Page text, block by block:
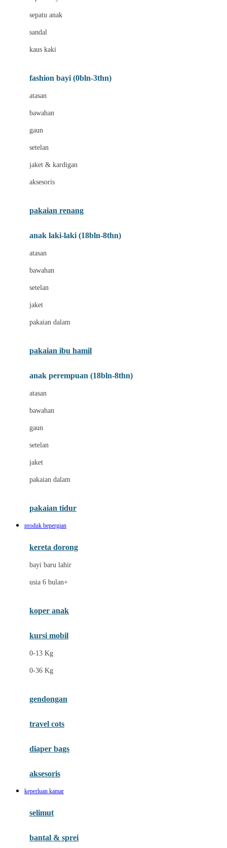
Blackmores
Bluey
Bravado
Brush Baby
Buggygear
Bumkins
Crane
Doona
Down To Earth
E
ELC
Ergobaby
Eufy
Expert Care
Fisher Price
Flipper
Fuggler
Gabby's Doll House
Geko
sepatu anak
sandal
kaus kaki
fashion bayi (0bln-3thn)
atasan
bawahan
gaun
setelan
jaket & kardigan
aksesoris
pakaian renang
anak laki-laki (18bln-8thn)
atasan
bawahan
setelan
jaket
pakaian dalam
pakaian ibu hamil
anak perempuan (18bln-8thn)
atasan
bawahan
gaun
setelan
jaket
pakaian dalam
pakaian tidur
produk bepergian
kereta dorong
bayi baru lahir
usia 6 bulan+
koper anak
kursi mobil
0-13 Kg
0-36 Kg
gendongan
travel cots
diaper bags
aksesoris
keperluan kamar
selimut
bantal & sprei